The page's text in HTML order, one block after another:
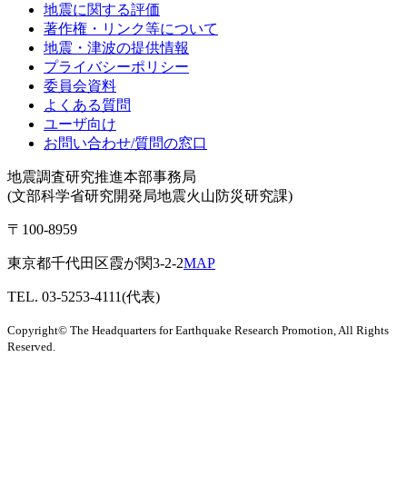
地震に関する評価
著作権・リンク等について
地震・津波の提供情報
プライバシーポリシー
委員会資料
よくある質問
ユーザ向け
お問い合わせ/質問の窓口
地震調査研究推進本部事務局
(文部科学省研究開発局地震火山防災研究課)
〒100-8959
東京都千代田区霞が関3-2-2MAP
TEL. 03-5253-4111(代表)
Copyright© The Headquarters for Earthquake Research Promotion, All Rights
Reserved.